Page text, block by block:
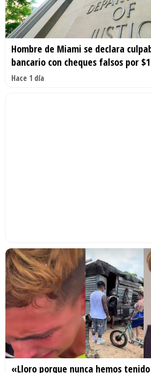
Hombre de Miami se declara
bancario con cheques falsos por
Hace 1 día
«Lloro porque nunca hemos